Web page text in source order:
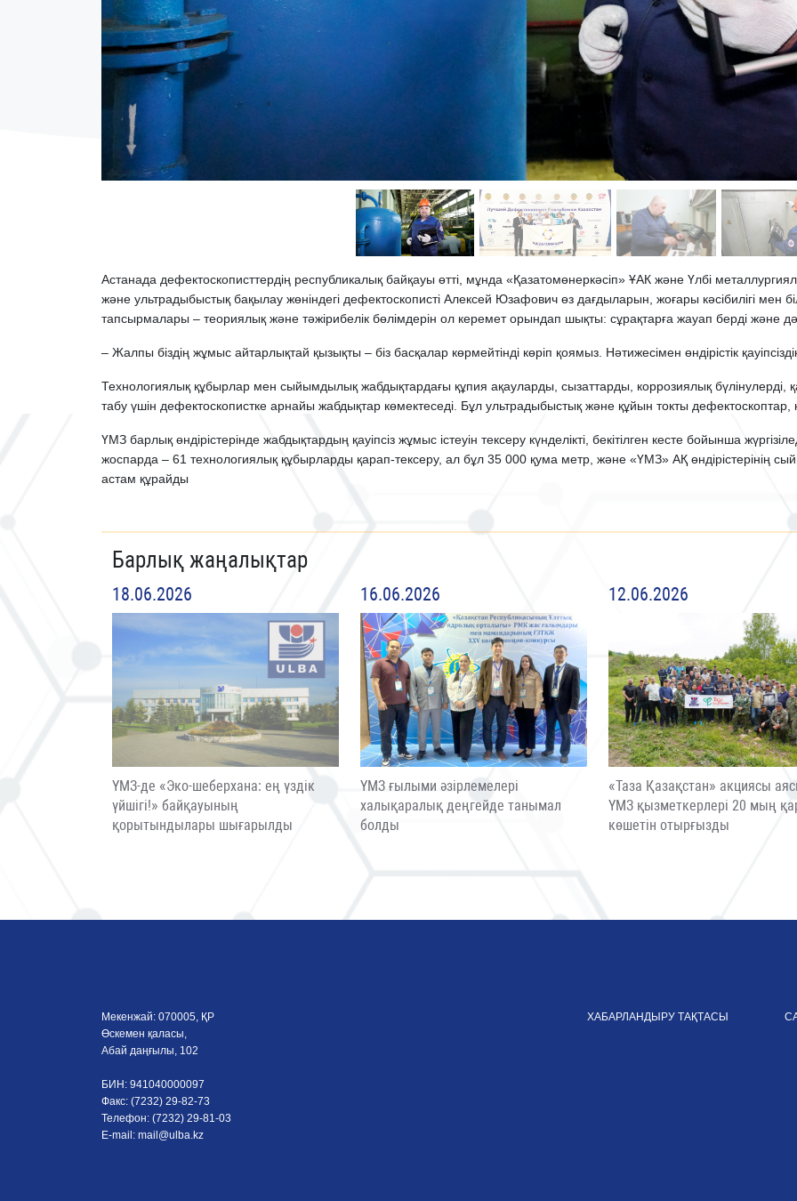
Астанада дефектоскописттердің республикалық байқауы өтті, мұнда «Қазатомөнеркәсіп» ҰАК және Үлбі
және ультрадыбыстық бақылау жөніндегі дефектоскописті Алексей Юзафович өз дағдыларын, жоғары кәсібилігі мен
тапсырмалары – теориялық және тәжірибелік бөлімдерін ол керемет орындап шықты: сұрақтарға жауап берді және
– Жалпы біздің жұмыс айтарлықтай қызықты – біз басқалар көрмейтінді көріп қоямыз. Нәтижесімен өндірістік
Технологиялық құбырлар мен сыйымдылық жабдықтардағы құпия ақауларды, сызаттарды, коррозиялық бүлінулерді,
табу үшін дефектоскопистке арнайы жабдықтар көмектеседі. Бұл ультрадыбыстық және құйын токты
ҮМЗ барлық өндірістерінде жабдықтардың қауіпсіз жұмыс істеуін тексеру күнделікті, бекітілген кесте бойынша
жоспарда – 61 технологиялық құбырларды қарап-тексеру, ал бұл 35 000 қума метр, және «ҮМЗ» АҚ өндірістерінің
астам құрайды
Барлық жаңалықтар
18.06.2026
ҮМЗ-де «Эко-шеберхана: ең үздік
үйшігі!» байқауының
қорытындылары шығарылды
16.06.2026
ҮМЗ ғылыми әзірлемелері
халықаралық деңгейде танымал
болды
12.06.2026
«Таза Қазақстан» акциясы
ҮМЗ қызметкерлері 20 мың
көшетін отырғызды
Мекенжай: 070005, ҚР
Өскемен қаласы,
Абай даңғылы, 102
БИН: 941040000097
Факс: (7232) 29-82-73
Телефон: (7232) 29-81-03
E-mail: mail@ulba.kz
ХАБАРЛАНДЫРУ ТАҚТАСЫ